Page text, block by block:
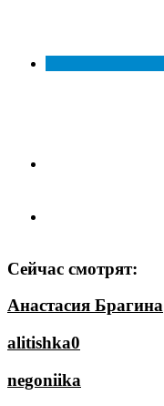
Сейчас смотрят:
Анастасия Брагина
alitishka0
negoniika